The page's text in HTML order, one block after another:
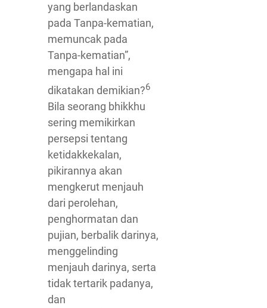
yang berlandaskan
pada Tanpa-kematian,
memuncak pada
Tanpa-kematian”,
mengapa hal ini
dikatakan demikian?6
Bila seorang bhikkhu
sering memikirkan
persepsi tentang
ketidakkekalan,
pikirannya akan
mengkerut menjauh
dari perolehan,
penghormatan dan
pujian, berbalik darinya,
menggelinding
menjauh darinya, serta
tidak tertarik padanya,
dan